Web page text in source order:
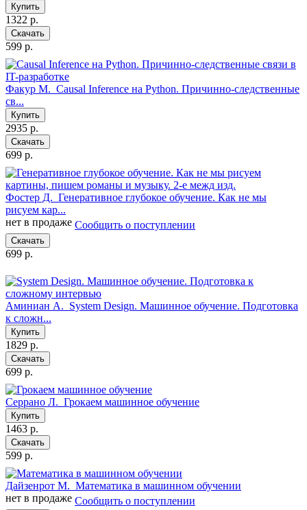
Купить
1322 р.
Скачать
599 р.
Факур М. Causal Inference на Python. Причинно-следственные
св...
Купить
2935 р.
Скачать
699 р.
Фостер Д. Генеративное глубокое обучение. Как не мы
рисуем кар...
нет в продаже Сообщить о поступлении
Скачать
699 р.
Аминиан А. System Design. Машинное обучение. Подготовка
к сложн...
Купить
1829 р.
Скачать
699 р.
Серрано Л. Грокаем машинное обучение
Купить
1463 р.
Скачать
599 р.
Дайзенрот М. Математика в машинном обучении
нет в продаже Сообщить о поступлении